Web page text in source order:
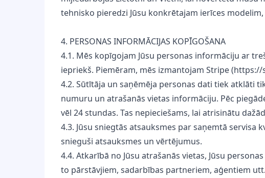
tehnisko pieredzi Jūsu konkrētajam ierīces
4. PERSONAS INFORMĀCIJAS KOPĪGOŠANA
4.1. Mēs kopīgojam Jūsu personas informāciju ar
iepriekš. Piemēram, mēs izmantojam Stripe
4.2. Sūtītāja un saņēmēja personas dati tiek atklāti
numuru un atrašanās vietas informāciju. Pēc
vēl 24 stundas. Tas nepieciešams, lai atrisinātu
4.3. Jūsu sniegtās atsauksmes par saņemtā
snieguši atsauksmes un vērtējumus.
4.4. Atkarībā no Jūsu atrašanās vietas, Jūsu
to pārstāvjiem, sadarbības partneriem, aģentiem